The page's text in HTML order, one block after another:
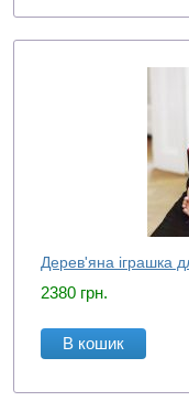
Дерев'яна іграшка
2380 грн.
В кошик